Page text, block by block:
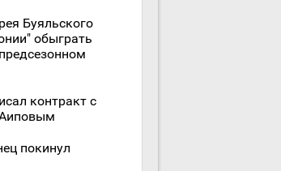
Буяльского
обыграть
контракт с
покинул